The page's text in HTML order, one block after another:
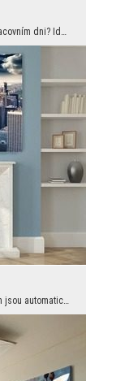
Ponořit se do měkkého povlečení po pracovním dni? Idyla! Idylická vize relaxace se stane ještě lá...
Interiéry s krbem jako ústředním bodem jsou automaticky kombinovány s klasickým, lehce sentimentá...